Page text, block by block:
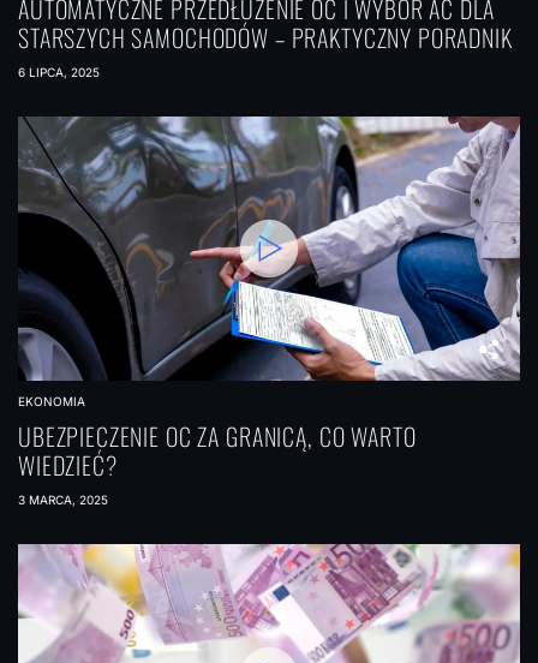
AUTOMATYCZNE PRZEDŁUŻENIE OC I WYBÓR AC DLA
STARSZYCH SAMOCHODÓW – PRAKTYCZNY PORADNIK
6 LIPCA, 2025
EKONOMIA
UBEZPIECZENIE OC ZA GRANICĄ, CO WARTO
WIEDZIEĆ?
3 MARCA, 2025